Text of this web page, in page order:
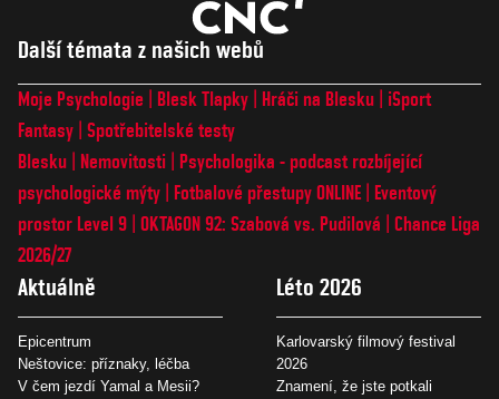
Další témata z našich webů
Moje Psychologie Blesk Tlapky Hráči na Blesku
iSport
Fantasy Spotřebitelské testy
Blesku
Nemovitosti
Psychologika - podcast rozbíjející
psychologické mýty
Fotbalové přestupy ONLINE
Eventový
prostor Level 9 OKTAGON 92: Szabová vs. Pudilová
Chance Liga
2026/27
Aktuálně
Epicentrum
Neštovice: příznaky, léčba
V čem jezdí Yamal a Mesii?
Léto 2026
Karlovarský filmový festival
2026
Znamení, že jste potkali